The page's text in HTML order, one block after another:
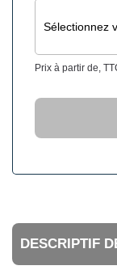
Sélectionnez
Prix à partir de,
DESCRIPTIF